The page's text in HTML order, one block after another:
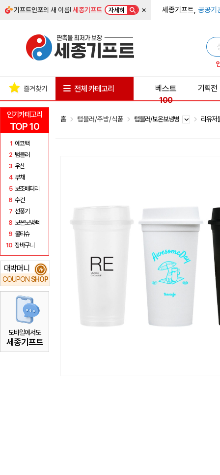
기프트인포의 새 이름!세종기프트 자세히 × 세종기프트, 공공기
인기카테고리
TOP 10
1 에코백
2 텀블러
3 우산
4 부채
5 보조배터리
6 수건
7 선풍기
8 보온보냉백
9 물티슈
10 장바구니
대박머니
COUPON SHOP
₩
모바일에서도
세종기프트
즐겨찾기 전체 카테고리
베스트
100
기획전
홈 텀블러/주방/식품 텀블러/보온보냉병 리유